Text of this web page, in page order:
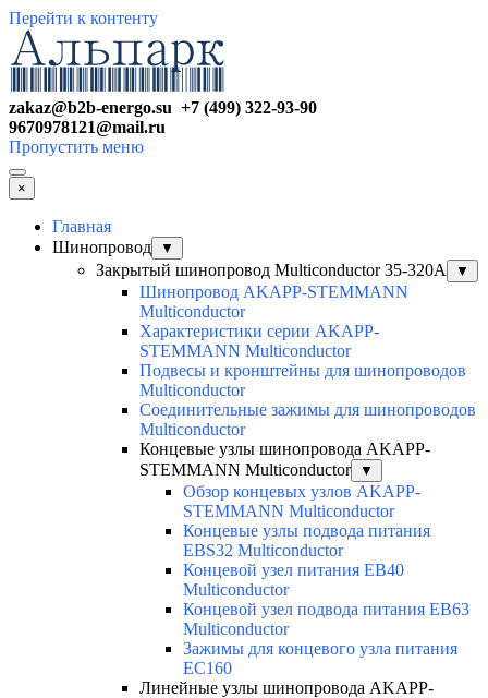
Перейти к контенту
zakaz@b2b-energo.su +7 (499) 322-93-90
9670978121@mail.ru
Пропустить меню
×
Главная
Шинопровод
▼
Закрытый шинопровод Multiconductor 35-320А ▼
Шинопровод AKAPP-STEMMANN
Multiconductor
Характеристики серии AKAPP-
STEMMANN Multiconductor
Подвесы и кронштейны для шинопроводов
Multiconductor
Соединительные зажимы для шинопроводов
Multiconductor
Концевые узлы шинопровода AKAPP-
STEMMANN Multiconductor
▼
Обзор концевых узлов AKAPP-
STEMMANN Multiconductor
Концевые узлы подвода питания
EBS32 Multiconductor
Концевой узел питания EB40
Multiconductor
Концевой узел подвода питания EB63
Multiconductor
Зажимы для концевого узла питания
EC160
Линейные узлы шинопровода AKAPP-